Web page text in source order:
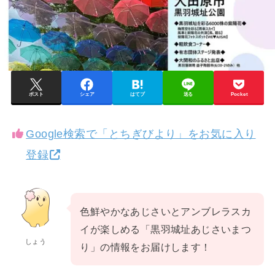
ポスト シェア はてブ 送る Pocket
Google検索で「とちぎびより」をお気に入り
登録
しょう
色鮮やかなあじさいとアンブレラスカ
イが楽しめる「黒羽城址あじさいまつ
り」の情報をお届けします！